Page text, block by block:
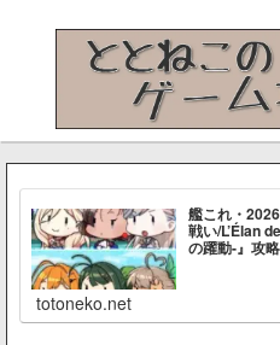
艦これ・
戦い/L’Élan
の躍動-』攻
totoneko.net